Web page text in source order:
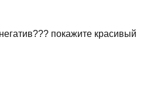
покажите красивый